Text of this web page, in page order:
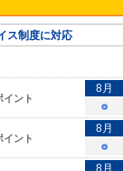
ス制度に対応
イント
8月
○
イント
8月
○
8月